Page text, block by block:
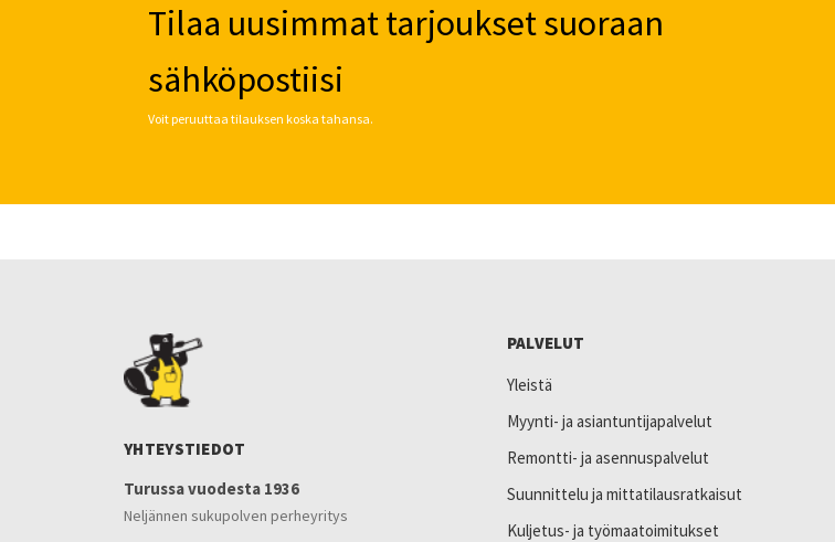
Tilaa uusimmat tarjoukset suoraan
sähköpostiisi
Voit peruuttaa tilauksen koska tahansa.
YHTEYSTIEDOT
Turussa vuodesta 1936
Neljännen sukupolven perheyritys
PALVELUT
Yleistä
Myynti- ja asiantuntijapalvelut
Remontti- ja asennuspalvelut
Suunnittelu ja mittatilausratkaisut
Kuljetus- ja työmaatoimitukset